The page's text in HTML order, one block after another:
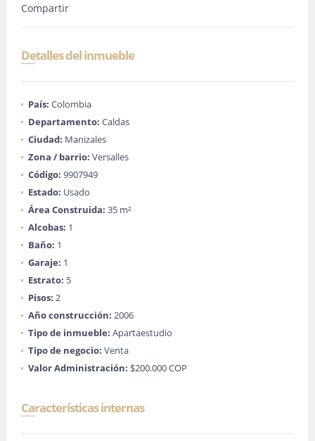
Compartir
Detalles del inmueble
País: Colombia
Departamento: Caldas
Ciudad: Manizales
Zona / barrio: Versalles
Código: 9907949
Estado: Usado
Área Construida: 35 m²
Alcobas: 1
Baño: 1
Garaje: 1
Estrato: 5
Pisos: 2
Año construcción: 2006
Tipo de inmueble: Apartaestudio
Tipo de negocio: Venta
Valor Administración: $200.000 COP
Características internas